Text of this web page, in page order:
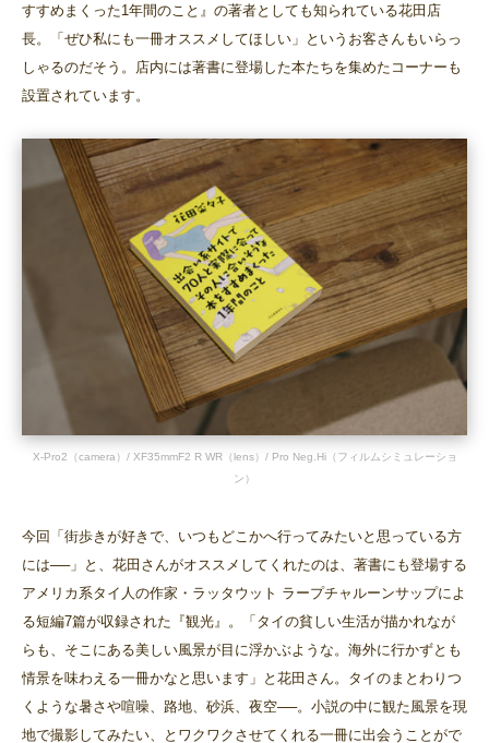
すすめまくった1年間のこと』の著者としても知られている花田店
長。「ぜひ私にも一冊オススメしてほしい」というお客さんもいらっ
しゃるのだそう。店内には著書に登場した本たちを集めたコーナーも
設置されています。
X-Pro2（camera）/ XF35mmF2 R WR（lens）/ Pro Neg.Hi（フィルムシミュレーショ
ン）
今回「街歩きが好きで、いつもどこかへ行ってみたいと思っている方
には──」と、花田さんがオススメしてくれたのは、著書にも登場する
アメリカ系タイ人の作家・ラッタウット ラープチャルーンサップによ
る短編7篇が収録された『観光』。「タイの貧しい生活が描かれなが
らも、そこにある美しい風景が目に浮かぶような。海外に行かずとも
情景を味わえる一冊かなと思います」と花田さん。タイのまとわりつ
くような暑さや喧噪、路地、砂浜、夜空──。小説の中に観た風景を現
地で撮影してみたい、とワクワクさせてくれる一冊に出会うことがで